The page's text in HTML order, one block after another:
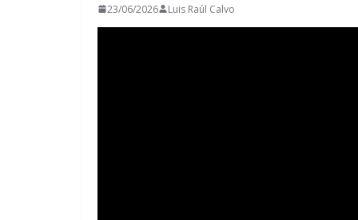
23/06/2026 Luis Raúl Calvo